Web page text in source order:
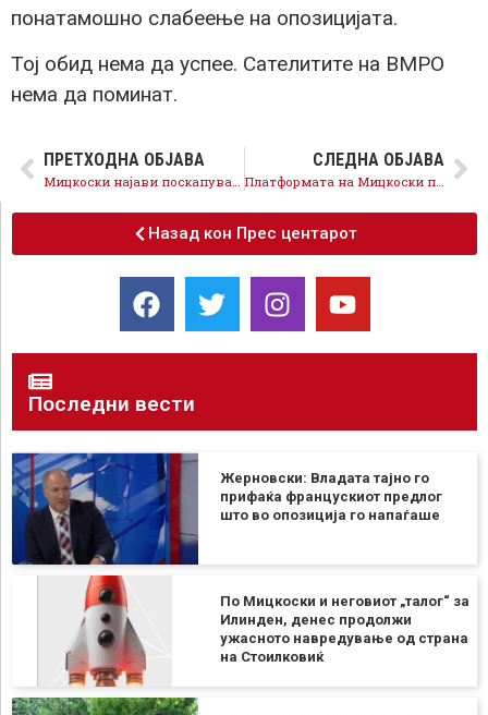
понатамошно слабеење на опозицијата.
Тој обид нема да успее. Сателитите на ВМРО
нема да поминат.
ПРЕТХОДНА ОБЈАВА
Мицкоски најави поскапување на горивата, ама за граѓаните не најави никакви мерки
СЛЕДНА ОБЈАВА
Платформата на Мицкоски против СДСМ
Назад кон Прес центарот
Последни вести
Жерновски: Владата тајно го
прифаќа францускиот предлог
што во опозиција го напаѓаше
По Мицкоски и неговиот „талог“ за
Илинден, денес продолжи
ужасното навредување од страна
на Стоилковиќ